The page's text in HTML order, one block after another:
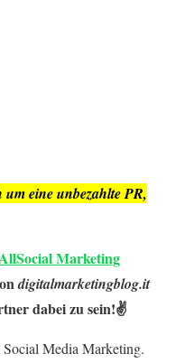
um eine unbezahlte PR,
Marketing
digitalmarketingblog.it
dabei zu sein!✌️
Social Media Marketing.